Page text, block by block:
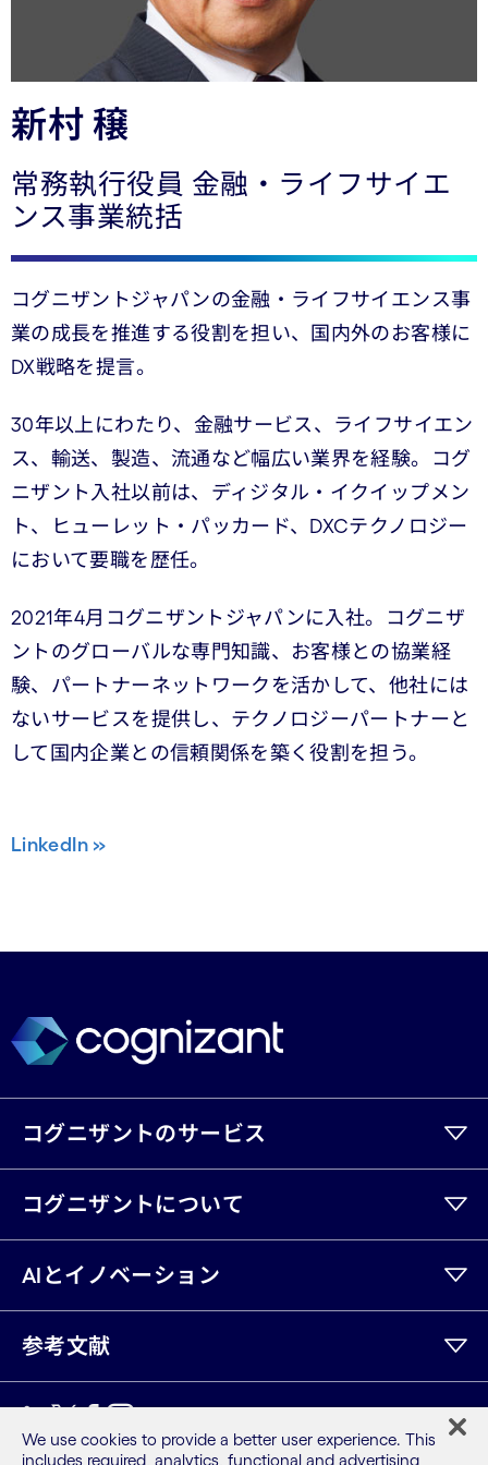
新村 穣
常務執行役員 金融・ライフサイエ
ンス事業統括
コグニザントジャパンの金融・ライフサイエンス事
業の成長を推進する役割を担い、国内外のお客様に
DX戦略を提言。
30年以上にわたり、金融サービス、ライフサイエン
ス、輸送、製造、流通など幅広い業界を経験。コグ
ニザント入社以前は、ディジタル・イクイップメン
ト、ヒューレット・パッカード、DXCテクノロジー
において要職を歴任。
2021年4月コグニザントジャパンに入社。コグニザ
ントのグローバルな専門知識、お客様との協業経
験、パートナーネットワークを活かして、他社には
ないサービスを提供し、テクノロジーパートナーと
して国内企業との信頼関係を築く役割を担う。
LinkedIn »
コグニザントのサービス
コグニザントについて
AIとイノベーション
参考文献
LinkedIn
Twitter
Facebook
Instagram
Youtube
We use cookies to provide a better user experience. This
includes required, analytics, functional and advertising